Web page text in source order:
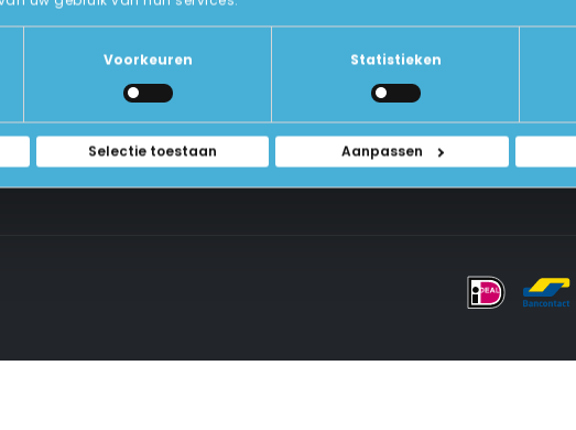
Voorkeuren Statistieken
Selectie toestaan Aanpassen
Vragen
U-Pas
Contact Met Ons Opnemen